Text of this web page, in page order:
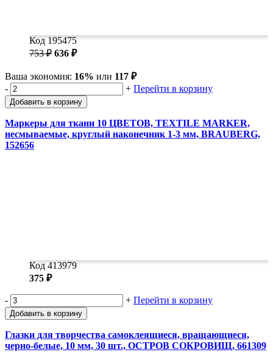
Код 195475
753 ₽ 636 ₽
Ваша экономия: 16% или 117 ₽
-
+ Перейти в корзину
Добавить в корзину
Маркеры для ткани 10 ЦВЕТОВ, TEXTILE MARKER,
несмываемые, круглый наконечник 1-3 мм, BRAUBERG,
152656
Код 413979
375 ₽
- + Перейти в корзину
Добавить в корзину
Глазки для творчества самоклеящиеся, вращающиеся,
черно-белые, 10 мм, 30 шт., ОСТРОВ СОКРОВИЩ, 661309